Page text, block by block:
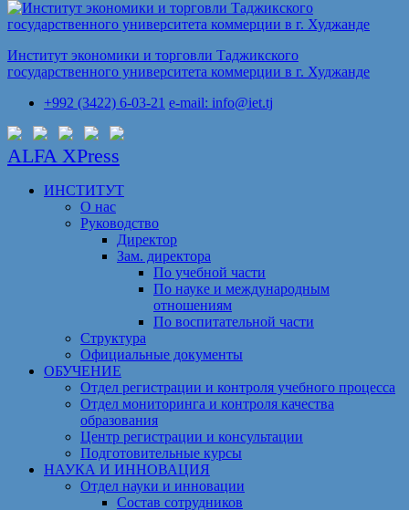
Институт экономики и торговли Таджикского
государственного университета коммерции в г. Худжанде
+992 (3422) 6-03-21 e-mail: info@iet.tj
ALFA XPress
ИНСТИТУТ
О нас
Руководство
Директор
Зам. директора
По учебной части
По науке и международным
отношениям
По воспитательной части
Структура
Официальные документы
ОБУЧЕНИЕ
Отдел регистрации и контроля учебного процесса
Отдел мониторинга и контроля качества
образования
Центр регистрации и консультации
Подготовительные курсы
НАУКА И ИННОВАЦИЯ
Отдел науки и инновации
Состав сотрудников